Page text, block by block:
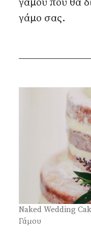
γάμο σας.
Naked Wedding
Γάμου